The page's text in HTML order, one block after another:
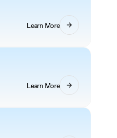
Learn More
Learn More